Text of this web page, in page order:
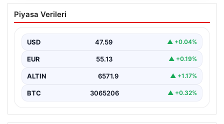
Yalova’da İlginç Olay: Sandalye Engel
Olunca Araç Park Etmedi
gerçekleşen bu ilginç olay, bölge sakinlerinin ve
çevredekilerin…
Piyasa Verileri
USD 47.59 ▲ +0.04%
EUR 55.13 ▲ +0.19%
ALTIN 6571.9 ▲ +1.17%
BTC 3065206 ▲ +0.32%